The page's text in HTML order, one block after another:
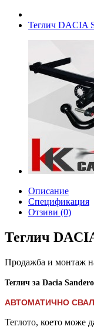
Теглич DACIA
Описание
Спецификация
Отзиви (0)
Теглич
Продажба и монтаж
Теглич за Dacia Sandero
АВТОМАТИЧНО
Теглото, което може